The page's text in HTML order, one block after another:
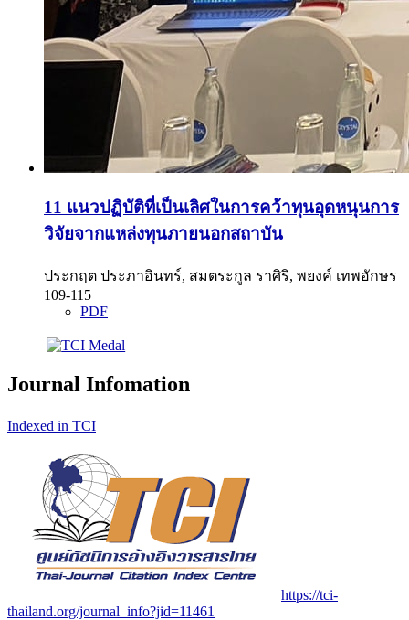
11 แนวปฏิบัติที่เป็นเลิศในการคว้าทุนอุดหนุนการ
วิจัยจากแหล่งทุนภายนอกสถาบัน
ประกฤต ประภาอินทร์, สมตระกูล ราศิริ, พยงค์ เทพอักษร
109-115
PDF
Journal Infomation
Indexed in TCI
https://tci-
thailand.org/journal_info?jid=11461